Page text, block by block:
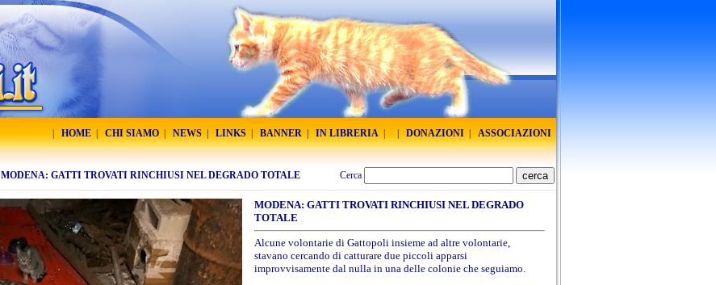
HOME CHI SIAMO NEWS LINKS BANNER IN LIBRERIA DONAZIONI ASSOCIAZIONI
MODENA: GATTI TROVATI RINCHIUSI NEL DEGRADO TOTALE Cerca
MODENA: GATTI TROVATI RINCHIUSI NEL DEGRADO
TOTALE
Alcune volontarie di Gattopoli insieme ad altre volontarie,
stavano cercando di catturare due piccoli apparsi
improvvisamente dal nulla in una delle colonie che seguiamo.